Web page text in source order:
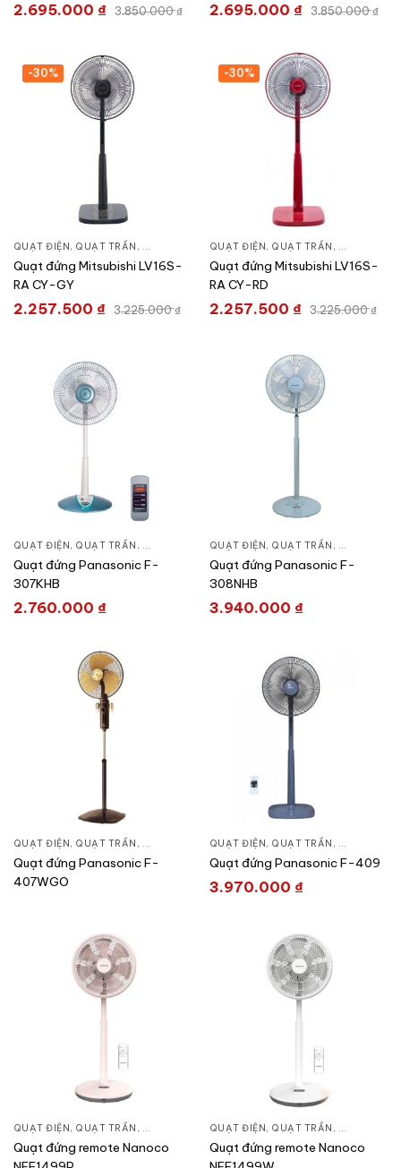
2.695.000 ₫ 3.850.000₫ 2.695.000 ₫ 3.850.000₫
-30%
QUẠT ĐIỆN, QUẠT TRẦN , QUẠT ĐỨNG
Quạt đứng Mitsubishi LV16S-
RA CY-GY
2.257.500 ₫ 3.225.000₫
-30%
QUẠT ĐIỆN, QUẠT TRẦN , QUẠT
Quạt đứng Mitsubishi LV16S-
RA CY-RD
2.257.500 ₫ 3.225.000₫
QUẠT ĐIỆN, QUẠT TRẦN ,
Quạt đứng Panasonic F-
307KHB
2.760.000 ₫
QUẠT ĐIỆN, QUẠT TRẦN ,
Quạt đứng Panasonic F-
308NHB
3.940.000 ₫
QUẠT ĐIỆN, QUẠT TRẦN , QUẠT ĐỨNG
Quạt đứng Panasonic F-
407WGO
QUẠT ĐIỆN, QUẠT TRẦN , QUẠT
Quạt đứng Panasonic F-409
3.970.000 ₫
QUẠT ĐIỆN, QUẠT TRẦN , QUẠT ĐỨNG
Quạt đứng remote Nanoco
QUẠT ĐIỆN, QUẠT TRẦN , QUẠT
Quạt đứng remote Nanoco